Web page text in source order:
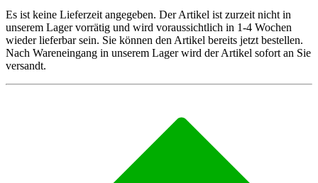
Es ist keine Lieferzeit angegeben. Der Artikel ist zurzeit nicht in
unserem Lager vorrätig und wird voraussichtlich in 1-4 Wochen
wieder lieferbar sein. Sie können den Artikel bereits jetzt bestellen.
Nach Wareneingang in unserem Lager wird der Artikel sofort an Sie
versandt.